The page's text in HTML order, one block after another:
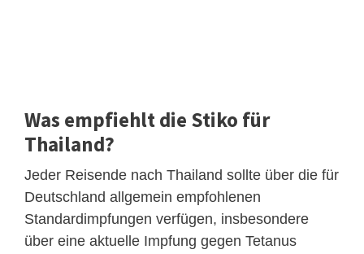
Was empfiehlt die Stiko für
Thailand?
Jeder Reisende nach Thailand sollte über die für
Deutschland allgemein empfohlenen
Standardimpfungen verfügen, insbesondere
über eine aktuelle Impfung gegen Tetanus